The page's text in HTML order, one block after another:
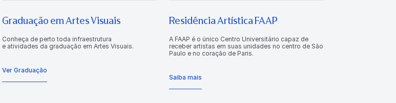
Graduação em Artes Visuais
Conheça de perto toda infraestrutura
e atividades da graduação em Artes Visuais.
Ver Graduação
Residência Artística FAAP
A FAAP é o único Centro Universitário capaz de
receber artistas em suas unidades no centro de São
Paulo e no coração de Paris.
Saiba mais